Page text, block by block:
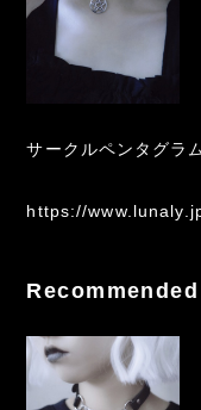
サークルペンタグラ
https://
Recommended